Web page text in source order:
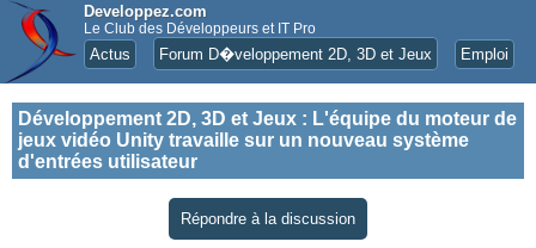
Developpez.com
Le Club des Développeurs et IT Pro
Actus Forum D�veloppement 2D, 3D et Jeux Emploi
Développement 2D, 3D et Jeux : L'équipe du moteur de
jeux vidéo Unity travaille sur un nouveau système
d'entrées utilisateur
Répondre à la discussion